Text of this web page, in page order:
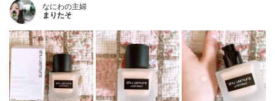
なにわの主婦
まりたそ